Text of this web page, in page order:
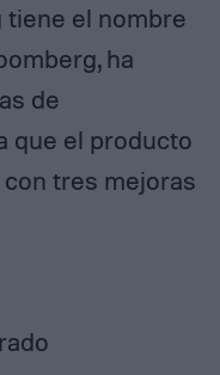
tiene el nombre
ha
de
que el producto
tres mejoras